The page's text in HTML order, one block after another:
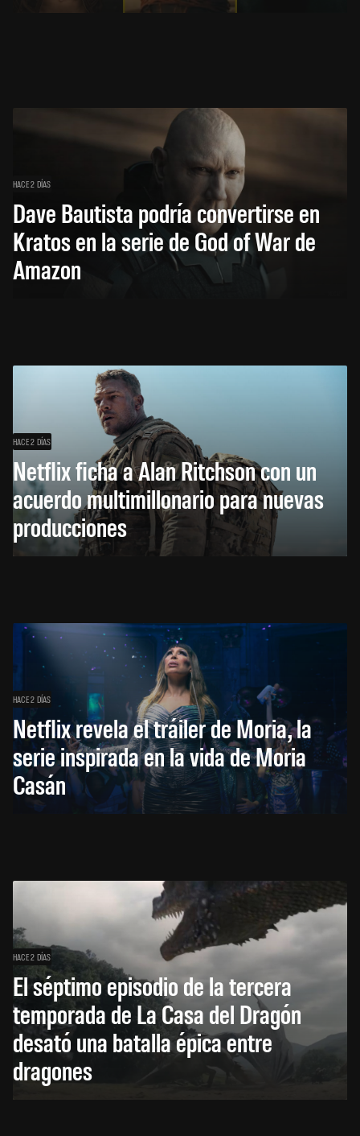
HACE 2 DÍAS
Dave Bautista podría convertirse en
Kratos en la serie de God of War de
Amazon
HACE 2 DÍAS
Netflix ficha a Alan Ritchson con un
acuerdo multimillonario para nuevas
producciones
HACE 2 DÍAS
Netflix revela el tráiler de Moria, la
serie inspirada en la vida de Moria
Casán
HACE 2 DÍAS
El séptimo episodio de la tercera
temporada de La Casa del Dragón
desató una batalla épica entre
dragones